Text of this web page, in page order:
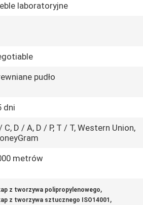
laboratoryjne
pudło
dni
C, D / A, D / P, T / T, Western Union,
metrów
z tworzywa polipropylenowego,
z tworzywa sztucznego ISO14001 ,